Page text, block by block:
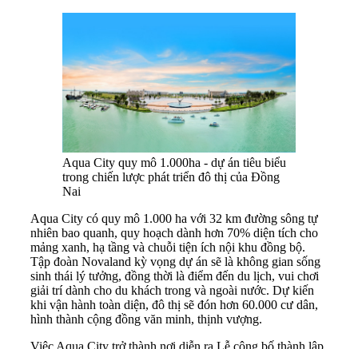
Aqua City quy mô 1.000ha - dự án tiêu biểu
trong chiến lược phát triển đô thị của Đồng
Nai
Aqua City có quy mô 1.000 ha với 32 km đường sông tự
nhiên bao quanh, quy hoạch dành hơn 70% diện tích cho
mảng xanh, hạ tầng và chuỗi tiện ích nội khu đồng bộ.
Tập đoàn Novaland kỳ vọng dự án sẽ là không gian sống
sinh thái lý tưởng, đồng thời là điểm đến du lịch, vui chơi
giải trí dành cho du khách trong và ngoài nước. Dự kiến
khi vận hành toàn diện, đô thị sẽ đón hơn 60.000 cư dân,
hình thành cộng đồng văn minh, thịnh vượng.